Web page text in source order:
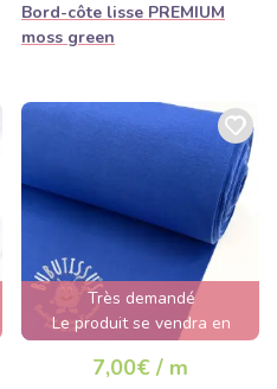
Bord-côte lisse PREMIUM
moss green
Très demandé
Le produit se vendra en
quelques heures
7,00€ / m